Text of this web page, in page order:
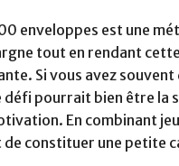
enveloppes est une
tout en rendant
Si vous avez souvent
défi pourrait bien être la
En combinant
constituer une petite